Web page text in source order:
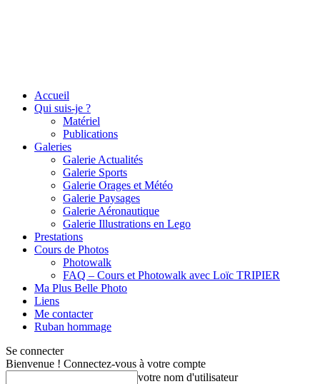
Accueil
Qui suis-je ?
Matériel
Publications
Galeries
Galerie Actualités
Galerie Sports
Galerie Orages et Météo
Galerie Paysages
Galerie Aéronautique
Galerie Illustrations en Lego
Prestations
Cours de Photos
Photowalk
FAQ – Cours et Photowalk avec Loïc TRIPIER
Ma Plus Belle Photo
Liens
Me contacter
Ruban hommage
Se connecter
Bienvenue ! Connectez-vous à votre compte
votre nom d'utilisateur